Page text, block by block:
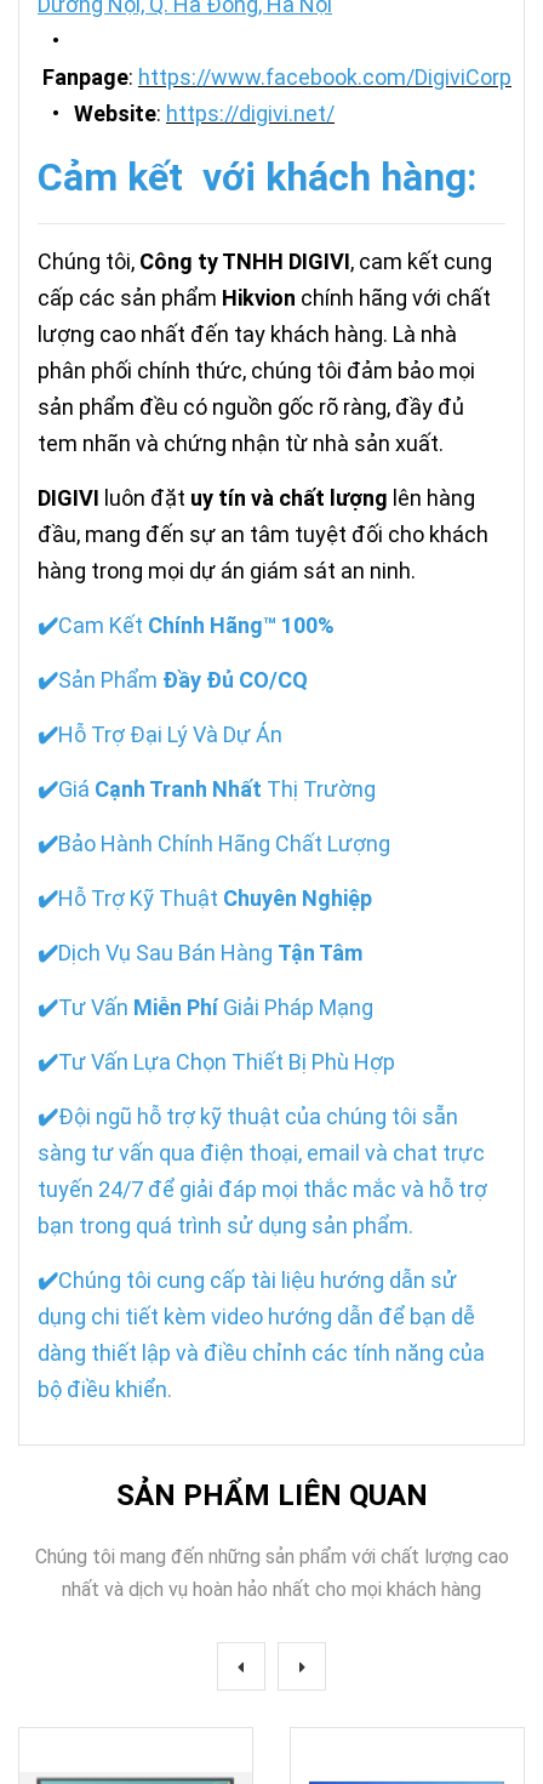
•
Fanpage: https://www.facebook.com/DigiviCorp
• Website: https://digivi.net/
Cảm kết với khách hàng:
Chúng tôi, Công ty TNHH DIGIVI, cam kết cung
cấp các sản phẩm Hikvion chính hãng với chất
lượng cao nhất đến tay khách hàng. Là nhà
phân phối chính thức, chúng tôi đảm bảo mọi
sản phẩm đều có nguồn gốc rõ ràng, đầy đủ
tem nhãn và chứng nhận từ nhà sản xuất.
DIGIVI luôn đặt uy tín và chất lượng lên hàng
đầu, mang đến sự an tâm tuyệt đối cho khách
hàng trong mọi dự án giám sát an ninh.
✔️Cam Kết Chính Hãng™ 100%
✔️Sản Phẩm Đầy Đủ CO/CQ
✔️Hỗ Trợ Đại Lý Và Dự Án
✔️Giá Cạnh Tranh Nhất Thị Trường
✔️Bảo Hành Chính Hãng Chất Lượng
✔️Hỗ Trợ Kỹ Thuật Chuyên Nghiệp
✔️Dịch Vụ Sau Bán Hàng Tận Tâm
✔️Tư Vấn Miễn PhíGiải Pháp Mạng
✔️Tư Vấn Lựa Chọn Thiết Bị Phù Hợp
✔️Đội ngũ hỗ trợ kỹ thuật của chúng tôi sẵn
sàng tư vấn qua điện thoại, email và chat trực
tuyến 24/7 để giải đáp mọi thắc mắc và hỗ trợ
bạn trong quá trình sử dụng sản phẩm.
✔️Chúng tôi cung cấp tài liệu hướng dẫn sử
dụng chi tiết kèm video hướng dẫn để bạn dễ
dàng thiết lập và điều chỉnh các tính năng của
bộ điều khiển.
SẢN PHẨM LIÊN QUAN
Chúng tôi mang đến những sản phẩm với chất lượng cao
nhất và dịch vụ hoàn hảo nhất cho mọi khách hàng